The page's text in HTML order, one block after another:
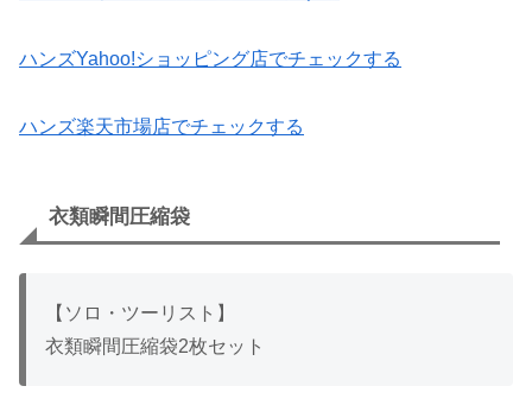
ハンズYahoo!ショッピング店でチェックする
ハンズ楽天市場店でチェックする
衣類瞬間圧縮袋
【ソロ・ツーリスト】
衣類瞬間圧縮袋2枚セット